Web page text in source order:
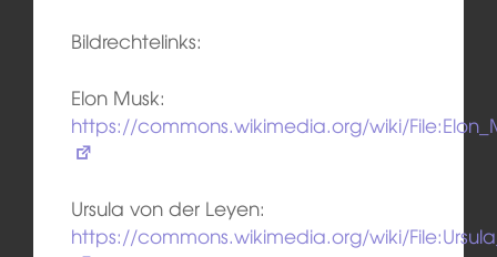
Bildrechtelinks:
Elon Musk:
https://commons.wikimedia.org/wiki/
Ursula von der Leyen:
https://commons.wikimedia.org/wiki/